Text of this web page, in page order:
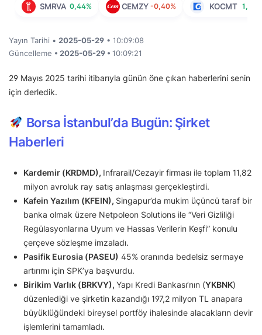
SMRVA 0,44% CEMZY -0,40% KOCMT 1,11%
Yayın Tarihi • 2025-05-29 • 10:09:08
Güncelleme • 2025-05-29 • 10:09:21
29 Mayıs 2025 tarihi itibarıyla günün öne çıkan haberlerini senin
için derledik.
Borsa İstanbul’da Bugün: Şirket
Haberleri
Kardemir (KRDMD), Infrarail/Cezayir firması ile toplam 11,82
milyon avroluk ray satış anlaşması gerçekleştirdi.
Kafein Yazılım (KFEIN), Singapur’da mukim üçüncü taraf bir
banka olmak üzere Netpoleon Solutions ile “Veri Gizliliği
Regülasyonlarına Uyum ve Hassas Verilerin Keşfi” konulu
çerçeve sözleşme imzaladı.
Pasifik Eurosia (PASEU) 45% oranında bedelsiz sermaye
artırımı için SPK’ya başvurdu.
Birikim Varlık (BRKVY), Yapı Kredi Bankası’nın (YKBNK)
düzenlediği ve şirketin kazandığı 197,2 milyon TL anapara
büyüklüğündeki bireysel portföy ihalesinde alacakların devir
işlemlerini tamamladı.